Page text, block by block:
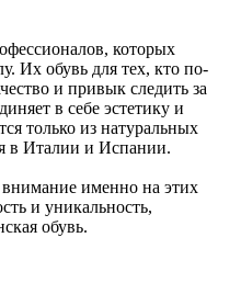
которых
Их обувь для тех, кто по-
и привык следить за
в себе эстетику и
только из натуральных
в Италии и Испании.
именно на этих
и уникальность,
обувь.